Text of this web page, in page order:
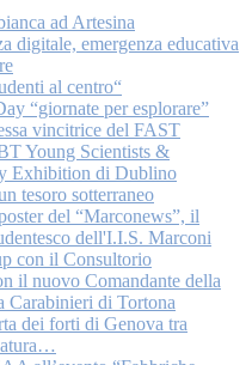
ad Artesina
digitale, emergenza educativa
al centro“
“giornate per esplorare”
vincitrice del FAST
Young Scientists &
Exhibition di Dublino
tesoro sotterraneo
del “Marconews”, il
dell'I.I.S. Marconi
con il Consultorio
il nuovo Comandante della
Carabinieri di Tortona
dei forti di Genova tra